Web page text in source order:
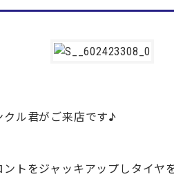
ル君がご来店です♪
ントをジャッキアップしタイヤ